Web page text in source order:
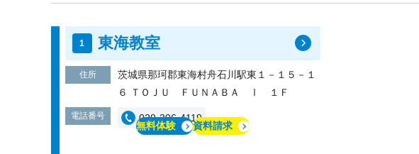
東海教室
住所
茨城県那珂郡東海村舟石川駅東１－１５－１
６ ＴＯＪＵ ＦＵＮＡＢＡ Ⅰ １Ｆ
電話番号 029-306-4119
無料体験 資料請求